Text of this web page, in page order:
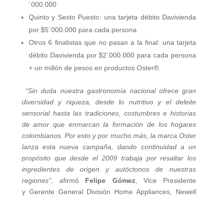
´000.000
Quinto y Sexto Puesto: una tarjeta débito Davivienda
por $5´000.000 para cada persona
Otros 6 finalistas que no pasan a la final: una tarjeta
débito Davivienda por $2´000.000 para cada persona
+ un millón de pesos en productos Oster®.
“Sin duda nuestra gastronomía nacional ofrece gran
diversidad y riqueza, desde lo nutritivo y el deleite
sensorial hasta las tradiciones, costumbres e historias
de amor que enmarcan la formación de los hogares
colombianos. Por esto y por mucho más, la marca Oster
lanza esta nueva campaña, dando continuidad a un
propósito que desde el 2009 trabaja por resaltar los
ingredientes de origen y autóctonos de nuestras
regiones”, afirmó Felipe Gómez, Vice Presidente
y Gerente General División Home Appliances, Newell